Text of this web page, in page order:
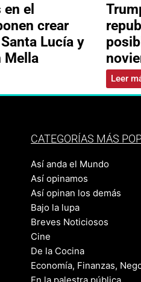
el
crear
Lucía y
Mella
Leer
CATEGORÍAS MÁS
Así anda el Mundo
Así opinamos
Así opinan los demás
Bajo la lupa
Breves Noticiosos
Cine
De la Cocina
Economía, Finanzas,